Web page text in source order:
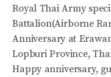
Royal Thai Army
Battalion(Airborne
Anniversary at
Lopburi Province,
Happy anniversary,